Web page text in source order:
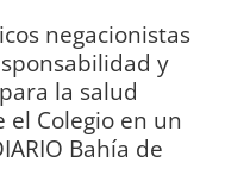
negacionistas
y
la salud
el Colegio en un
Bahía de